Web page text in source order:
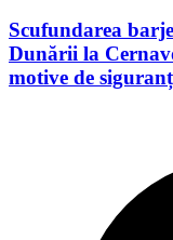
Scufundarea
Dunării la
motive de